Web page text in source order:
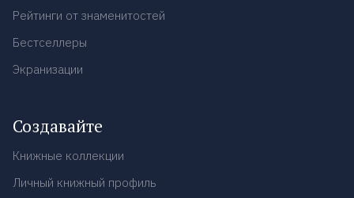
Рейтинги от знаменитостей
Бестселлеры
Экранизации
Создавайте
Книжные коллекции
Личный книжный профиль